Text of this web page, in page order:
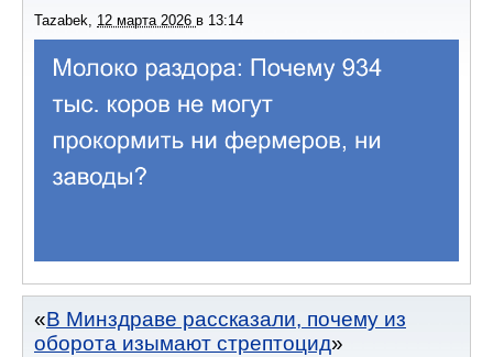
Tazabek, 12 марта 2026 в 13:14
В Минздраве рассказали, почему из
оборота изымают стрептоцид